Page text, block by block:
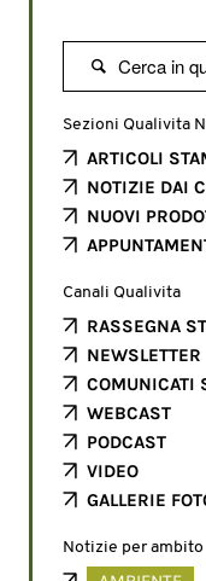

Sezioni Qualivita
ARTICOLI
NOTIZIE DAI
NUOVI
Canali Qualivita
RASSEGNA
NEWSLETTER
COMUNICATI
WEBCAST
PODCAST
VIDEO
GALLERIE
Notizie per ambito